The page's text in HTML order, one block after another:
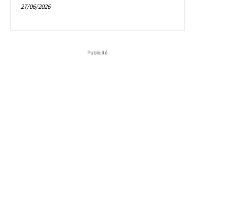
27/06/2026
Publicité